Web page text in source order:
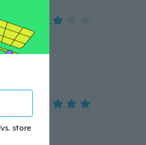
store